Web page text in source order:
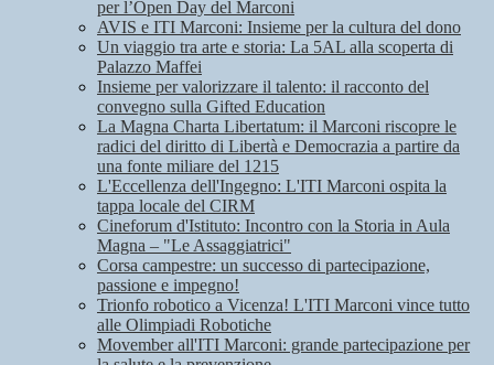
per l’Open Day del Marconi
AVIS e ITI Marconi: Insieme per la cultura del dono
Un viaggio tra arte e storia: La 5AL alla scoperta di
Palazzo Maffei
Insieme per valorizzare il talento: il racconto del
convegno sulla Gifted Education
La Magna Charta Libertatum: il Marconi riscopre le
radici del diritto di Libertà e Democrazia a partire da
una fonte miliare del 1215
L'Eccellenza dell'Ingegno: L'ITI Marconi ospita la
tappa locale del CIRM
Cineforum d'Istituto: Incontro con la Storia in Aula
Magna – "Le Assaggiatrici"
Corsa campestre: un successo di partecipazione,
passione e impegno!
Trionfo robotico a Vicenza! L'ITI Marconi vince tutto
alle Olimpiadi Robotiche
Movember all'ITI Marconi: grande partecipazione per